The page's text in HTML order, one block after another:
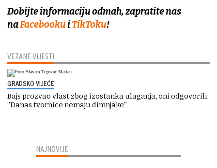
VEZANE VIJESTI
GRADSKO VIJEĆE
Bajs prozvao vlast zbog izostanka ulaganja, oni odgovorili:
''Danas tvornice nemaju dimnjake''
Dobijte informaciju odmah, zapratite nas
naFacebookuiTikToku!
NAJNOVIJE